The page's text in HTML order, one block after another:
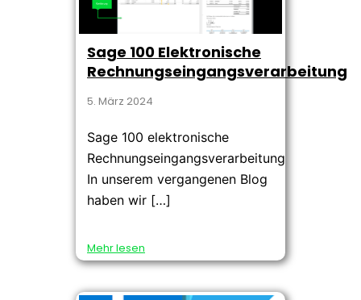
Sage 100 Elektronische
Rechnungseingangsverarbeitung
5. März 2024
Sage 100 elektronische
Rechnungseingangsverarbeitung
In unserem vergangenen Blog
haben wir […]
Mehr lesen